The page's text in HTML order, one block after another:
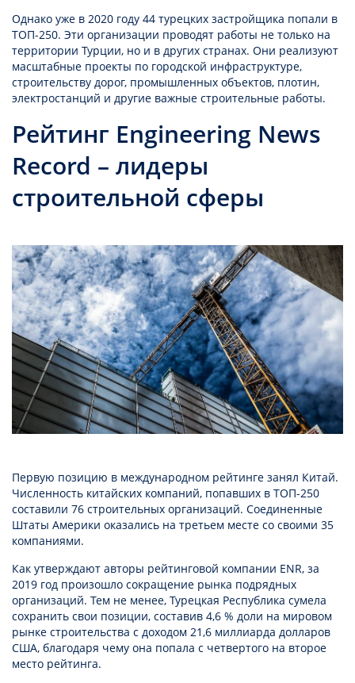
Однако уже в 2020 году 44 турецких застройщика попали в
ТОП-250. Эти организации проводят работы не только на
территории Турции, но и в других странах. Они реализуют
масштабные проекты по городской инфраструктуре,
строительству дорог, промышленных объектов, плотин,
электростанций и другие важные строительные работы.
Рейтинг Engineering News
Record – лидеры
строительной сферы
Первую позицию в международном рейтинге занял Китай.
Численность китайских компаний, попавших в ТОП-250
составили 76 строительных организаций. Соединенные
Штаты Америки оказались на третьем месте со своими 35
компаниями.
Как утверждают авторы рейтинговой компании ENR, за
2019 год произошло сокращение рынка подрядных
организаций. Тем не менее, Турецкая Республика сумела
сохранить свои позиции, составив 4,6 % доли на мировом
рынке строительства с доходом 21,6 миллиарда долларов
США, благодаря чему она попала с четвертого на второе
место рейтинга.